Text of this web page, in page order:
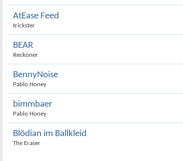
AtEase Feed
trickster
BEAR
Reckoner
BennyNoise
Pablo Honey
bimmbaer
Pablo Honey
Blödian im Ballkleid
The Eraser